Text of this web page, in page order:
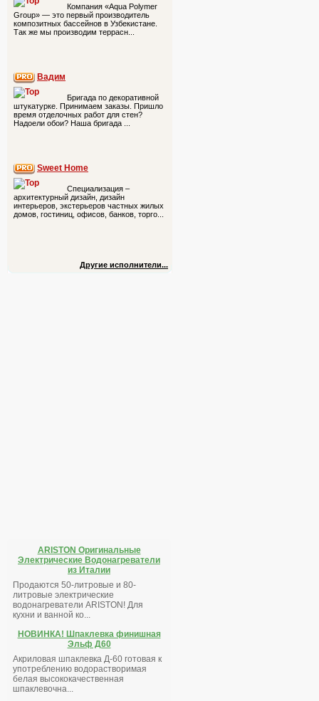
Компания «Aqua Polymer
Group» — это первый производитель
композитных бассейнов в Узбекистане.
Так же мы производим террасн...
Вадим
Бригада по декоративной
штукатурке. Принимаем заказы. Пришло
время отделочных работ для стен?
Надоели обои? Наша бригада ...
Sweet Home
Специализация –
архитектурный дизайн, дизайн
интерьеров, экстерьеров частных жилых
домов, гостиниц, офисов, банков, торго...
Другие исполнители...
ARISTON Оригинальные
Электрические Водонагреватели
из Италии
Продаются 50-литровые и 80-
литровые электрические
водонагреватели ARISTON! Для
кухни и ванной ко...
НОВИНКА! Шпаклевка финишная
Эльф Д60
Акриловая шпаклевка Д-60 готовая к
употреблению водорастворимая
белая высококачественная
шпаклевочна...